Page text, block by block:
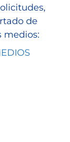
de
medios: